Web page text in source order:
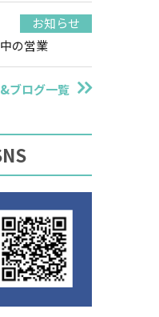
お知らせ
の営業
ブログ一覧